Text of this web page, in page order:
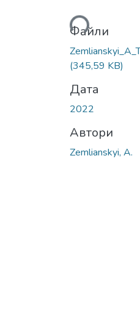
Вантажиться...Файли
(345,59 KB)
Дата
2022
Автори
Zemlianskyi, A.